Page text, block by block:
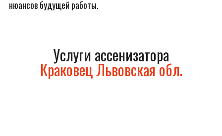
нюансов будущей работы.
Услуги ассенизатора
Краковец Львовская обл.